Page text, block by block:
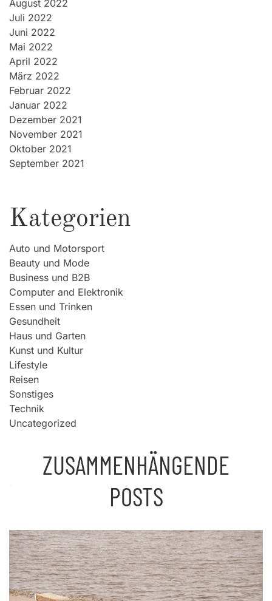
August 2022
Juli 2022
Juni 2022
Mai 2022
April 2022
März 2022
Februar 2022
Januar 2022
Dezember 2021
November 2021
Oktober 2021
September 2021
Kategorien
Auto und Motorsport
Beauty und Mode
Business und B2B
Computer and Elektronik
Essen und Trinken
Gesundheit
Haus und Garten
Kunst und Kultur
Lifestyle
Reisen
Sonstiges
Technik
Uncategorized
ZUSAMMENHÄNGENDE
POSTS